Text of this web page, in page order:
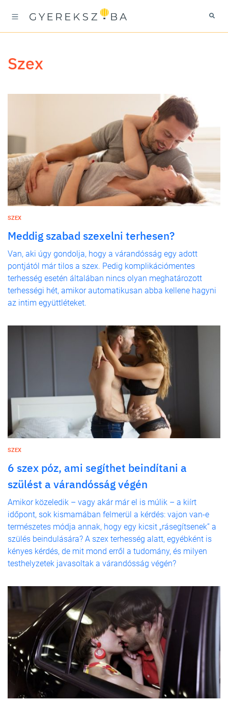
szex
SZEX
Meddig szabad szexelni terhesen?
Van, aki úgy gondolja, hogy a várandósság egy adott
pontjától már tilos a szex. Pedig komplikációmentes
terhesség esetén általában nincs olyan meghatározott
terhességi hét, amikor automatikusan abba kellene hagyni
az intim együttléteket.
SZEX
6 szex póz, ami segíthet beindítani a
szülést a várandósság végén
Amikor közeledik – vagy akár már el is múlik – a kiírt
időpont, sok kismamában felmerül a kérdés: vajon van-e
természetes módja annak, hogy egy kicsit „rásegítsenek” a
szülés beindulására? A szex terhesség alatt, egyébként is
kényes kérdés, de mit mond erről a tudomány, és milyen
testhelyzetek javasoltak a várandósság végén?